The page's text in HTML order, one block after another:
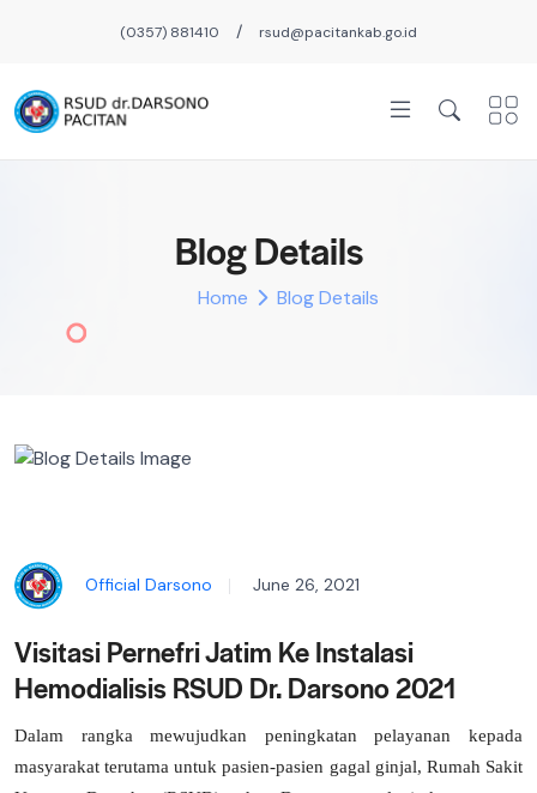
(0357) 881410 / rsud@pacitankab.go.id
Blog Details
Home Blog Details
Official Darsono June 26, 2021
Visitasi Pernefri Jatim Ke Instalasi
Hemodialisis RSUD Dr. Darsono 2021
Dalam rangka mewujudkan peningkatan pelayanan kepada
masyarakat terutama untuk pasien-pasien gagal ginjal, Rumah Sakit